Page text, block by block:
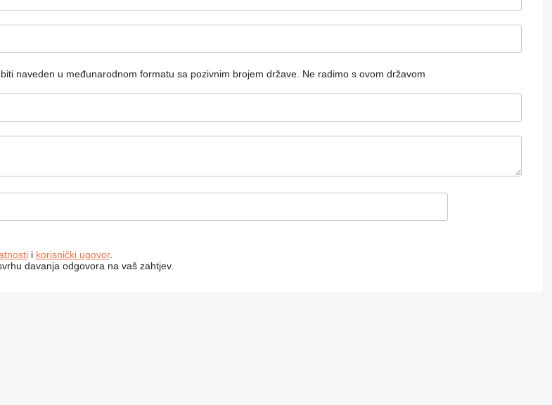
naveden u međunarodnom formatu sa pozivnim brojem države. Ne radimo s ovom državom
i korisnički ugovor.
davanja odgovora na vaš zahtjev.